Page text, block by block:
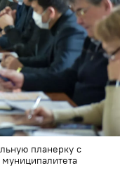
планерку с